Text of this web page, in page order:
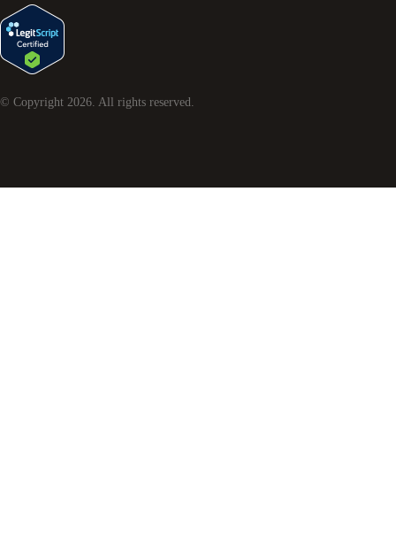
© Copyright 2026. All rights reserved.